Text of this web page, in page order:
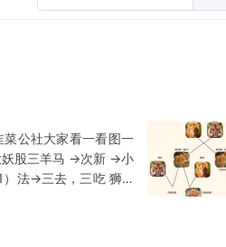
公社大家看一看图一
妖股三羊马 →次新 →小
法→三去，三吃 狮→
。